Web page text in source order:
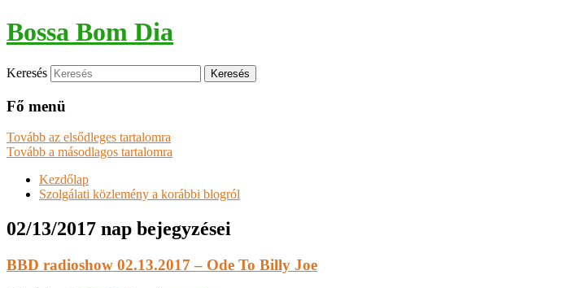
Bossa Bom Dia
Keresés
Fő menü
Tovább az elsődleges tartalomra
Tovább a másodlagos tartalomra
Kezdőlap
Szolgálati közlemény a korábbi blogról
02/13/2017 nap bejegyzései
BBD radioshow 02.13.2017 – Ode To Billy Joe